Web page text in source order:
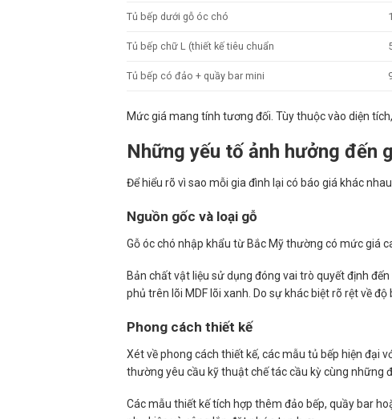
Tủ bếp dưới gỗ óc chó
Tủ bếp chữ L (thiết kế tiêu chuẩn
Tủ bếp có đảo + quầy bar mini
Mức giá mang tính tương đối. Tùy thuộc vào diện
Những yếu tố ảnh hưởng đến
Để hiểu rõ vì sao mỗi gia đình lại có báo giá khác
Nguồn gốc và loại gỗ
Gỗ óc chó nhập khẩu từ Bắc Mỹ thường có mức giá
Bản chất vật liệu sử dụng đóng vai trò quyết định
phủ trên lõi MDF lõi xanh. Do sự khác biệt rõ rệt về
Phong cách thiết kế
Xét về phong cách thiết kế, các mẫu tủ bếp hiện đại
thường yêu cầu kỹ thuật chế tác cầu kỳ cùng những
Các mẫu thiết kế tích hợp thêm đảo bếp, quầy bar